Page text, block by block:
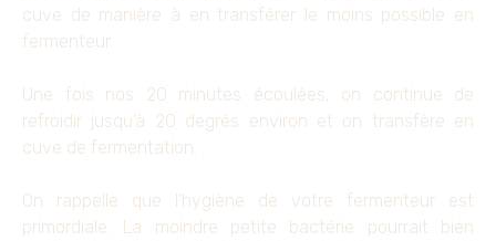
cuve de manière à en transférer le moins possible en
fermenteur.
Une fois nos 20 minutes écoulées, on continue de
refroidir jusqu’à 20 degrés environ et on transfère en
cuve de fermentation.
On rappelle que l’hygiène de votre fermenteur est
primordiale. La moindre petite bactérie pourrait bien